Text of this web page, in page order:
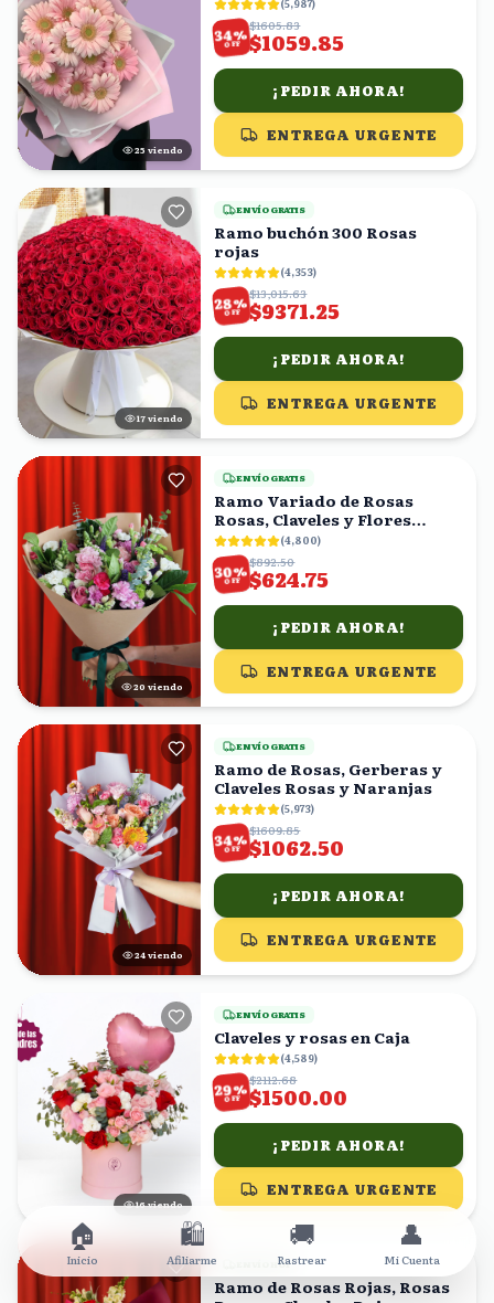
25 viendo
(5,987)
34%
OFF
$1605.83
$1059.85
¡PEDIR AHORA!
ENTREGA URGENTE
18 viendo
ENVÍO GRATIS
Ramo buchón 300 Rosas
rojas
(4,353)
28%
OFF
$13,015.63
$9371.25
¡PEDIR AHORA!
ENTREGA URGENTE
20 viendo
ENVÍO GRATIS
Ramo Variado de Rosas
Rosas, Claveles y Flores
Mixtas con Eucalipto
(4,800)
30%
OFF
$892.50
$624.75
¡PEDIR AHORA!
ENTREGA URGENTE
25 viendo
ENVÍO GRATIS
Ramo de Rosas, Gerberas y
Claveles Rosas y Naranjas
(5,973)
34%
OFF
$1609.85
$1062.50
¡PEDIR AHORA!
ENTREGA URGENTE
17viendo
ENVÍO GRATIS
Claveles y rosas en Caja
(4,589)
29%
OFF
$2112.68
$1500.00
¡PEDIR AHORA!
ENTREGA URGENTE
ENVÍO HOY
Ramo de Rosas Rojas, Rosas
🏠
Inicio
🛍️
Afiliarme
🚚
Rastrear
👤
Mi Cuenta